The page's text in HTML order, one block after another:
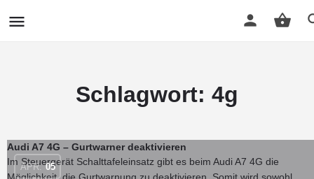
Schlagwort: 4g
APR. 05
Audi A7 4G – Gurtwarner deaktivieren
Im Steuergerät Schalttafeleinsatz gibt es beim Audi A7 4G die